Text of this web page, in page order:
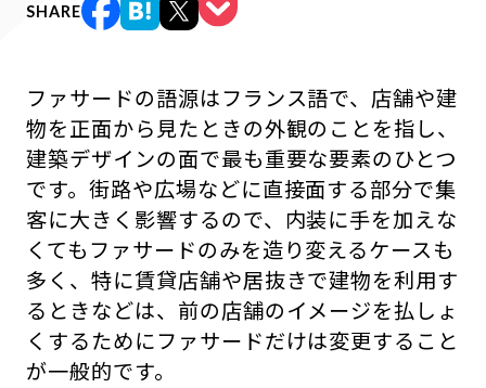
SHARE
ファサードの語源はフランス語で、店舗や建
物を正面から見たときの外観のことを指し、
建築デザインの面で最も重要な要素のひとつ
です。街路や広場などに直接面する部分で集
客に大きく影響するので、内装に手を加えな
くてもファサードのみを造り変えるケースも
多く、特に賃貸店舗や居抜きで建物を利用す
るときなどは、前の店舗のイメージを払しょ
くするためにファサードだけは変更すること
が一般的です。